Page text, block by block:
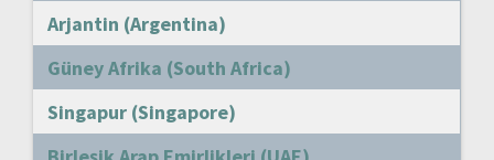
Arjantin (Argentina)
Güney Afrika (South Africa)
Singapur (Singapore)